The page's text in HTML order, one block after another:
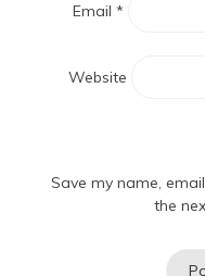
Email *
Website
Save my name,
the